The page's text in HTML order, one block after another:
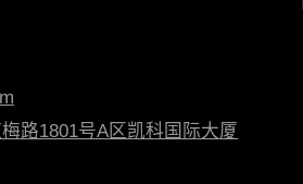
路1801号A区凯科国际大厦